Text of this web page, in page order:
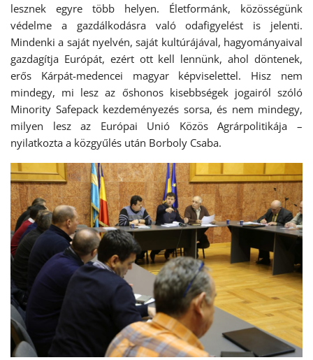
lesznek egyre több helyen. Életformánk, közösségünk
védelme a gazdálkodásra való odafigyelést is jelenti.
Mindenki a saját nyelvén, saját kultúrájával, hagyományaival
gazdagítja Európát, ezért ott kell lennünk, ahol döntenek,
erős Kárpát-medencei magyar képviselettel. Hisz nem
mindegy, mi lesz az őshonos kisebbségek jogairól szóló
Minority Safepack kezdeményezés sorsa, és nem mindegy,
milyen lesz az Európai Unió Közös Agrárpolitikája –
nyilatkozta a közgyűlés után Borboly Csaba.